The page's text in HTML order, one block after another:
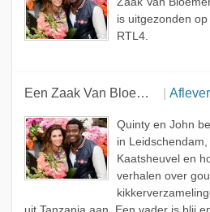
is uitgezonden
RTL4.
Een Zaak Van Bloemen
Quinty en John
in
Kaatsheuvel en
verhalen over